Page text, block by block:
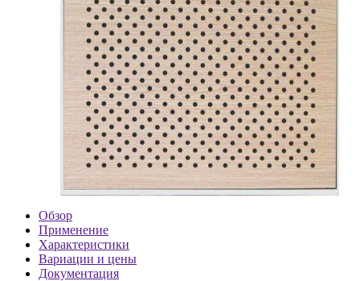
Обзор
Применение
Характеристики
Вариации и цены
Документация